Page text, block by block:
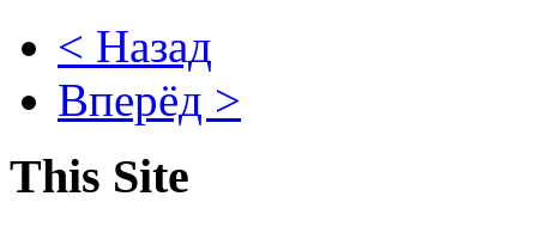
< Назад
Вперёд >
This Site